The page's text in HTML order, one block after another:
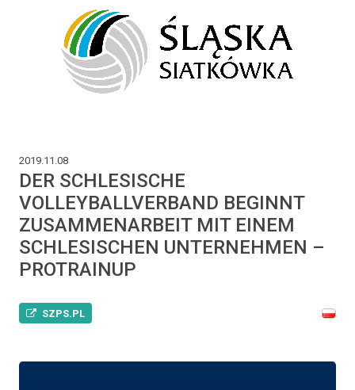
2019.11.08
DER SCHLESISCHE
VOLLEYBALLVERBAND BEGINNT
ZUSAMMENARBEIT MIT EINEM
SCHLESISCHEN UNTERNEHMEN –
PROTRAINUP
SZPS.PL